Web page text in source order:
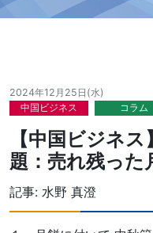
2024年12月25日(水)
中国ビジネス
コラム
【中国ビジネ
題：売れ残った
記事: 水野 真澄